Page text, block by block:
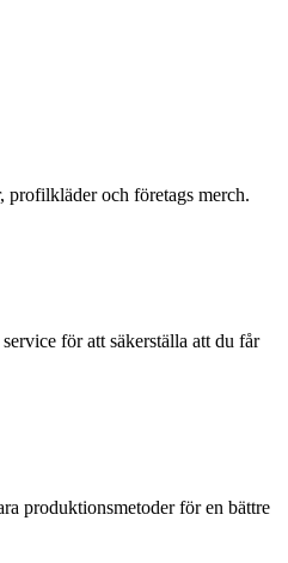
profilkläder och företags merch.
för att säkerställa att du får
produktionsmetoder för en bättre